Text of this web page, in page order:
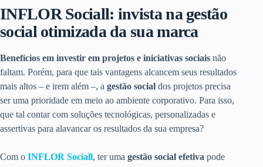
INFLOR Sociall: invista na gestão
social otimizada da sua marca
Benefícios em investir em projetos e iniciativas sociais não
faltam. Porém, para que tais vantagens alcancem seus resultados
mais altos – e irem além –, a gestão social dos projetos precisa
ser uma prioridade em meio ao ambiente corporativo. Para isso,
que tal contar com soluções tecnológicas, personalizadas e
assertivas para alavancar os resultados da sua empresa?
Com o INFLOR Sociall, ter uma gestão social efetiva pode